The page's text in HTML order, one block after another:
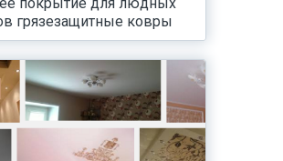
грязезащитные ковры